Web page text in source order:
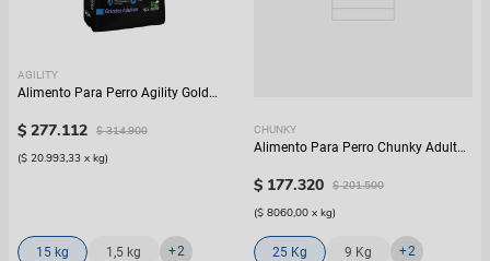
AGILITY
Alimento Para Perro Agility Gold
$ 277.112 $ 314.900
($ 20.993,33 x kg)
15 kg 1,5 kg +2
CHUNKY
Alimento Para Perro Chunky Adulto
$ 177.320 $ 201.500
($ 8060,00 x kg)
25 Kg 9 Kg +2